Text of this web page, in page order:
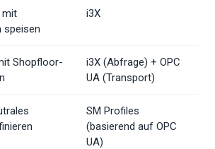
mit
speisen
i3X
Shopfloor-
i3X (Abfrage) + OPC
UA (Transport)
SM Profiles
(basierend auf OPC
UA)